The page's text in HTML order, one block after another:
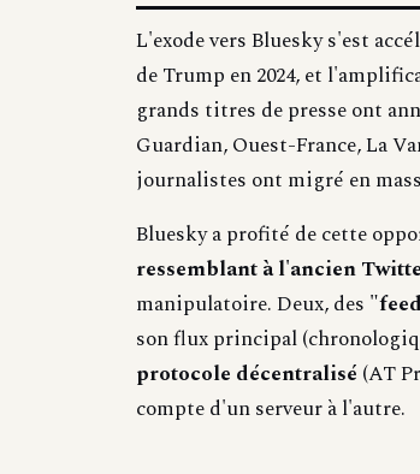
L'exode vers Bluesky s'est
de Trump en 2024, et
grands titres de presse ont
Guardian, Ouest-France, La
journalistes ont migré en
Bluesky a profité de cette
ressemblant à l'ancien
manipulatoire. Deux, des
son flux principal
protocole décentralisé (AT
compte d'un serveur à l'autre.